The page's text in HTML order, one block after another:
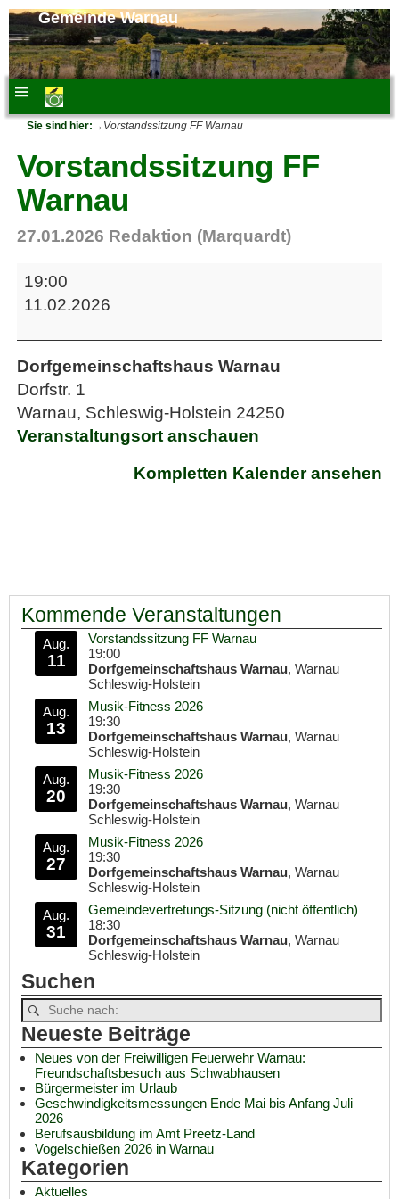
Gemeinde Warnau
Sie sind hier: → Vorstandssitzung FF Warnau
Vorstandssitzung FF
Warnau
27.01.2026 Redaktion (Marquardt)
19:00
11.02.2026
Dorfgemeinschaftshaus Warnau
Dorfstr. 1
Warnau, Schleswig-Holstein 24250
Veranstaltungsort anschauen
Kompletten Kalender ansehen
Kommende Veranstaltungen
Aug.
11
Vorstandssitzung FF Warnau
19:00
Dorfgemeinschaftshaus Warnau, Warnau
Schleswig-Holstein
Aug.
13
Musik-Fitness 2026
19:30
Dorfgemeinschaftshaus Warnau, Warnau
Schleswig-Holstein
Aug.
20
Musik-Fitness 2026
19:30
Dorfgemeinschaftshaus Warnau, Warnau
Schleswig-Holstein
Aug.
27
Musik-Fitness 2026
19:30
Dorfgemeinschaftshaus Warnau, Warnau
Schleswig-Holstein
Aug.
31
Gemeindevertretungs-Sitzung (nicht öffentlich)
18:30
Dorfgemeinschaftshaus Warnau, Warnau
Schleswig-Holstein
Suchen
Neueste Beiträge
Neues von der Freiwilligen Feuerwehr Warnau:
Freundschaftsbesuch aus Schwabhausen
Bürgermeister im Urlaub
Geschwindigkeitsmessungen Ende Mai bis Anfang Juli
2026
Berufsausbildung im Amt Preetz-Land
Vogelschießen 2026 in Warnau
Kategorien
Aktuelles